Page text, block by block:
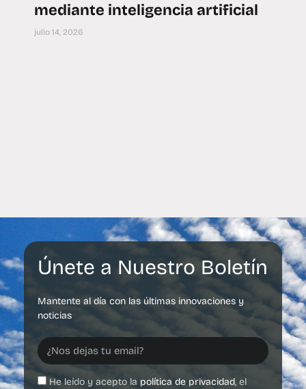
mediante inteligencia artificial
julio 14, 2026
Únete a Nuestro Boletín
Mantente al día con las últimas innovaciones y
noticias
He leído y acepto la política de privacidad, el